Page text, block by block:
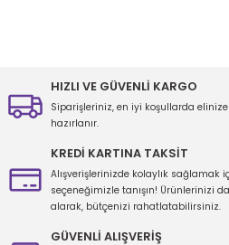
Ürün resmi kalitesiz, bozuk veya
Ürün bilgilerinde hatalar bulunuyor.
Ürün fiyatı diğer sitelerden daha
HIZLI VE GÜVENLİ KARGO
Siparişleriniz, en iyi koşullarda
hazırlanır.
KREDİ KARTINA TAKSİT
Alışverişlerinizde kolaylık sağlamak
seçeneğimizle tanışın! Ürünlerinizi
alarak, bütçenizi rahatlatabilirsiniz.
GÜVENLİ ALIŞVERİŞ